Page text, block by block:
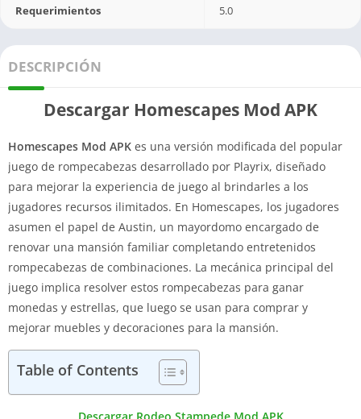
Requerimientos 5.0
DESCRIPCIÓN
Descargar Homescapes Mod APK
Homescapes Mod APK es una versión modificada del popular
juego de rompecabezas desarrollado por Playrix, diseñado
para mejorar la experiencia de juego al brindarles a los
jugadores recursos ilimitados. En Homescapes, los jugadores
asumen el papel de Austin, un mayordomo encargado de
renovar una mansión familiar completando entretenidos
rompecabezas de combinaciones. La mecánica principal del
juego implica resolver estos rompecabezas para ganar
monedas y estrellas, que luego se usan para comprar y
mejorar muebles y decoraciones para la mansión.
Table of Contents
Descargar Rodeo Stampede Mod APK